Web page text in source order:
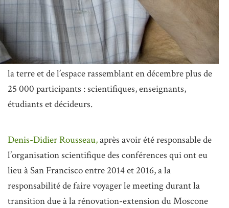
la terre et de l’espace rassemblant en décembre plus de
25 000 participants : scientifiques, enseignants,
étudiants et décideurs.
Denis-Didier Rousseau,après avoir été responsable de
l’organisation scientifique des conférences qui ont eu
lieu à San Francisco entre 2014 et 2016, a la
responsabilité de faire voyager le meeting durant la
transition due à la rénovation-extension du Moscone